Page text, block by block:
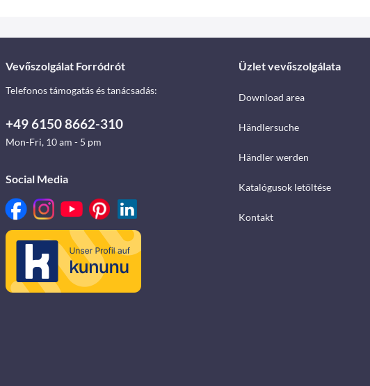
Vevőszolgálat Forródrót
Telefonos támogatás és tanácsadás:
+49 6150 8662-310
Mon-Fri, 10 am - 5 pm
Social Media
Üzlet vevőszolgálata
Download area
Händlersuche
Händler werden
Katalógusok letöltése
Kontakt